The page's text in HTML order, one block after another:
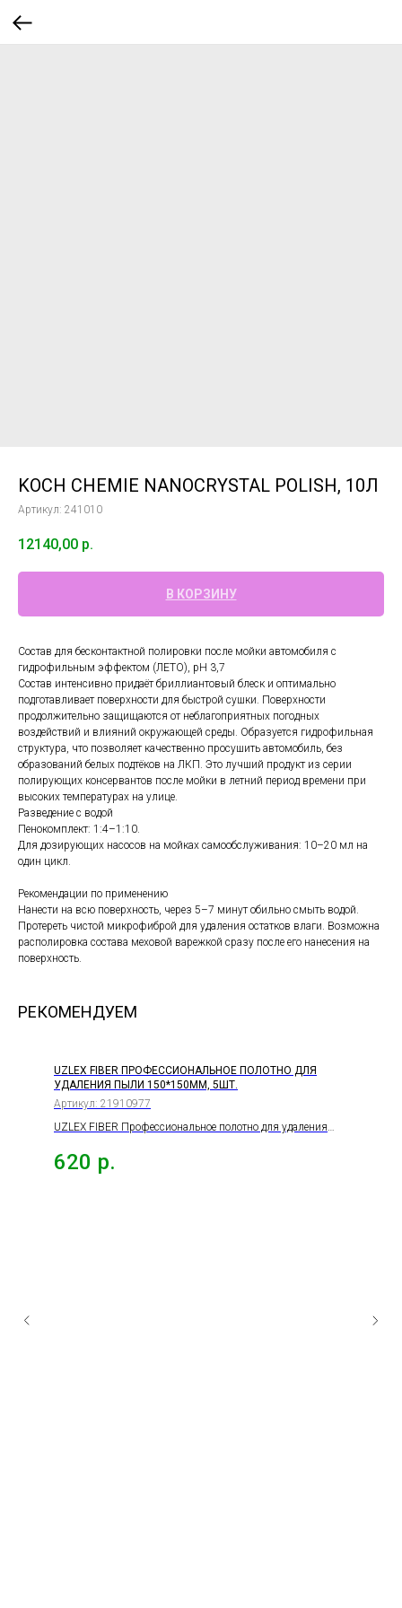
KOCH CHEMIE NANOCRYSTAL POLISH, 10Л
Артикул: 241010
12140,00 р.
В КОРЗИНУ
Состав для бесконтактной полировки после мойки автомобиля с
гидрофильным эффектом (ЛЕТО), pH 3,7
Состав интенсивно придаёт бриллиантовый блеск и оптимально
подготавливает поверхности для быстрой сушки. Поверхности
продолжительно защищаются от неблагоприятных погодных
воздействий и влияний окружающей среды. Образуется гидрофильная
структура, что позволяет качественно просушить автомобиль, без
образований белых подтёков на ЛКП. Это лучший продукт из серии
полирующих консервантов после мойки в летний период времени при
высоких температурах на улице.
Разведение с водой
Пенокомплект: 1:4–1:10.
Для дозирующих насосов на мойках самообслуживания: 10–20 мл на
один цикл.
Рекомендации по применению
Нанести на всю поверхность, через 5–7 минут обильно смыть водой.
Протереть чистой микрофиброй для удаления остатков влаги. Возможна
располировка состава меховой варежкой сразу после его нанесения на
поверхность.
РЕКОМЕНДУЕМ
UZLEX FIBER ПРОФЕССИОНАЛЬНОЕ ПОЛОТНО ДЛЯ
УДАЛЕНИЯ ПЫЛИ 150*150ММ, 5ШТ.
Артикул: 21910977
UZLEX FIBER Профессиональное полотно для удаления
620 р.